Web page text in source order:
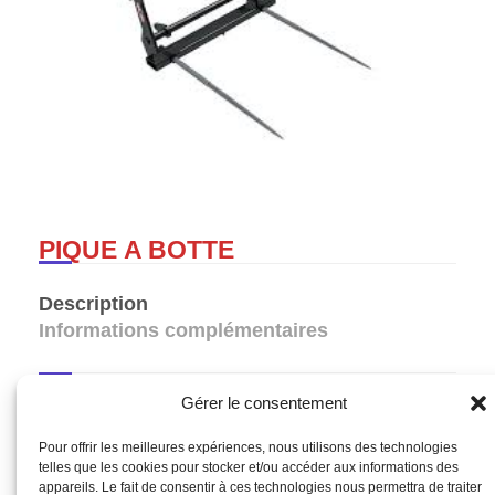
Gérer le consentement
Pour offrir les meilleures expériences, nous utilisons des technologies
telles que les cookies pour stocker et/ou accéder aux informations des
appareils. Le fait de consentir à ces technologies nous permettra de traiter
PIQUE A BOTTE
Description
Informations complémentaires
Pique à botte